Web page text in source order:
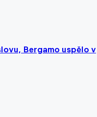
Bergamo uspělo v